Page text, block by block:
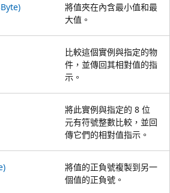
將值夾在內含最小值和最
大值。
比較這個實例與指定的物
件，並傳回其相對值的指
示。
將此實例與指定的 8 位
元有符號整數比較，並回
傳它們的相對值指示。
將值的正負號複製到另一
個值的正負號。